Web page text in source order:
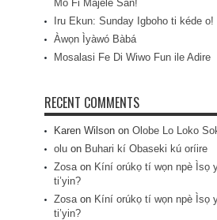
Mo Fi Májèlé San!
Iru Ekun: Sunday Igboho ti kéde o!
Àwọn Ìyàwó Bàbá
Mosalasi Fe Di Wiwo Fun ile Adire
RECENT COMMENTS
Karen Wilson on Olobe Lo Loko
olu on Buhari kí Obaseki kú oríire
Zosaon Kíní orúkọ tí wọn npè Ìsọ
ti’yin?
Zosaon Kíní orúkọ tí wọn npè Ìsọ
ti’yin?